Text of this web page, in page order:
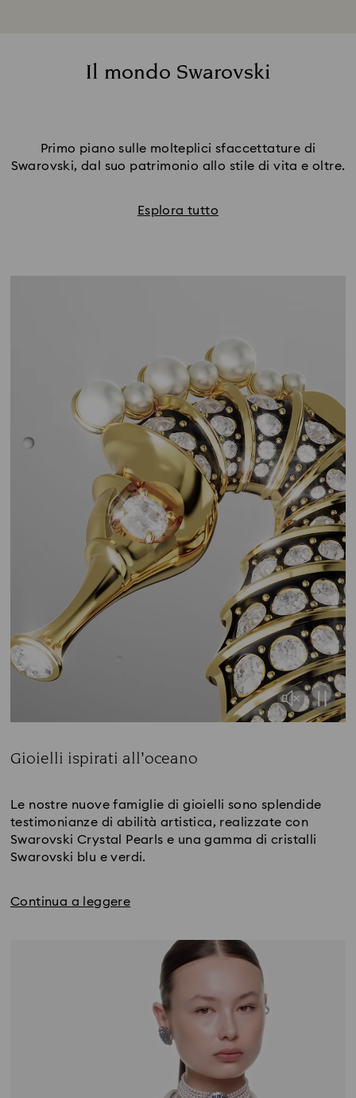
Il mondo Swarovski
Primo piano sulle molteplici sfaccettature di
Swarovski, dal suo patrimonio allo stile di vita e oltre.
Esplora tutto
Gioielli ispirati all’oceano
Le nostre nuove famiglie di gioielli sono splendide
testimonianze di abilità artistica, realizzate con
Swarovski Crystal Pearls e una gamma di cristalli
Swarovski blu e verdi.
Continua a leggere